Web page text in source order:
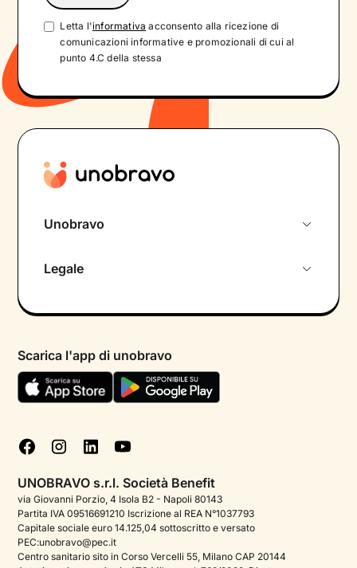
Letta l'informativa acconsento alla ricezione di
comunicazioni informative e promozionali di cui al
punto 4.C della stessa
Unobravo
Psicologo in chat
Aiuto urgente
FAQ
Podcast di psicologia
Corporate
Psicologo italiano all'estero
Legale
Termini e condizioni
Informativa Privacy
Cookie policy
Gestisci cookie
Scarica l'app di unobravo
UNOBRAVO s.r.l. Società Benefit
via Giovanni Porzio, 4 Isola B2 - Napoli 80143
Partita IVA 09516691210 Iscrizione al REA N°1037793
Capitale sociale euro 14.125,04 sottoscritto e versato
PEC:unobravo@pec.it
Centro sanitario sito in Corso Vercelli 55, Milano CAP 20144